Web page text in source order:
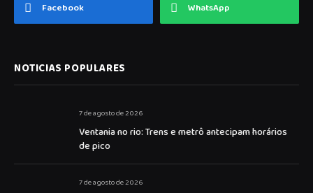
Facebook WhatsApp
NOTICIAS POPULARES
7 de agosto de 2026
Ventania no rio: Trens e metrô antecipam horários
de pico
7 de agosto de 2026